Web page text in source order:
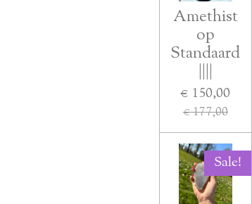
Amethist
op
Standaard
€ 150,00
€ 177,00
Sale!